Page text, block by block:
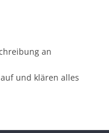
an
und klären alles